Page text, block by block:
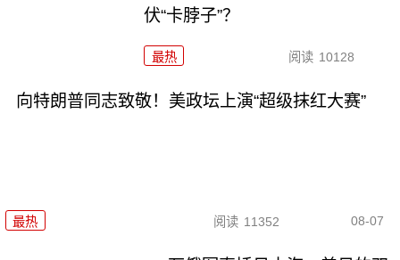
伏“卡脖子”？
最热 阅读 10128
向特朗普同志致敬！美政坛上演“超级抹红大赛”
最热 阅读 11352 08-07